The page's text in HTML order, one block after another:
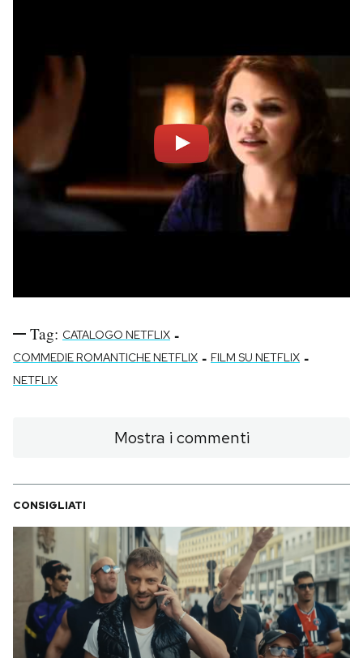
Tag: CATALOGO NETFLIX -
COMMEDIE ROMANTICHE NETFLIX - FILM SU NETFLIX -
NETFLIX
Mostra i commenti
CONSIGLIATI